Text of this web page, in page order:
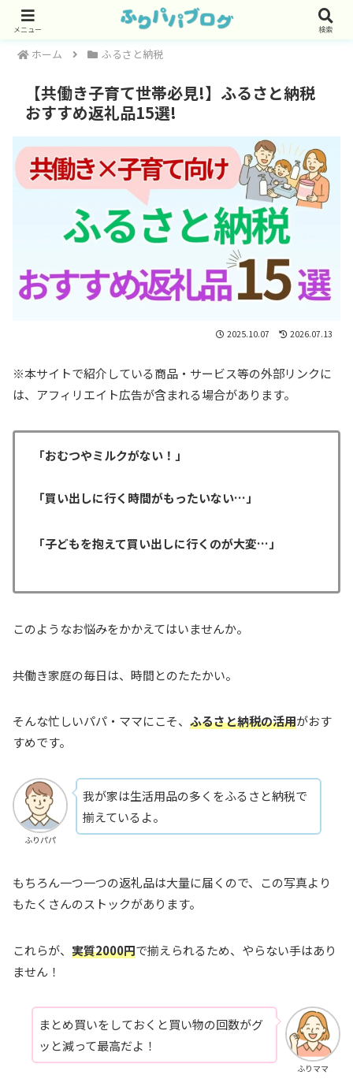
ホーム ふるさと納税
【共働き子育て世帯必見!】ふるさと納税
おすすめ返礼品15選!
2025.10.07 2026.07.13
※本サイトで紹介している商品・サービス等の外部リンクに
は、アフィリエイト広告が含まれる場合があります。
「おむつやミルクがない！」
「買い出しに行く時間がもったいない…」
「子どもを抱えて買い出しに行くのが大変…」
このようなお悩みをかかえてはいませんか。
共働き家庭の毎日は、時間とのたたかい。
そんな忙しいパパ・ママにこそ、 ふるさと納税の活用がおす
すめです。
ふりパパ
我が家は生活用品の多くをふるさと納税で
揃えているよ。
もちろん一つ一つの返礼品は大量に届くので、この写真より
もたくさんのストックがあります。
これらが、 実質2000円で揃えられるため、やらない手はあり
ません！
ふりママ
まとめ買いをしておくと買い物の回数がグ
ッと減って最高だよ！
メニュー 検索